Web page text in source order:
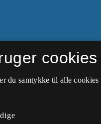
cookies
du samtykke til alle